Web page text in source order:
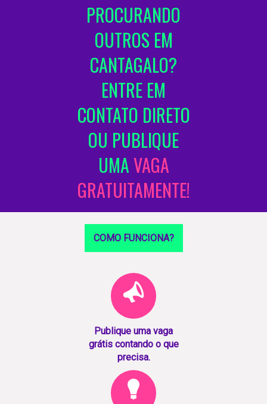
PROCURANDO
OUTROS EM
CANTAGALO?
ENTRE EM
CONTATO DIRETO
OU PUBLIQUE
UMAVAGA
GRATUITAMENTE!
COMO FUNCIONA?
Publique uma vaga
grátis contando o que
precisa.